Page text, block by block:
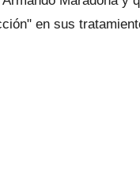
en sus